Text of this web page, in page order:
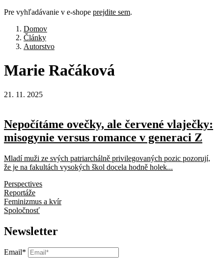
Pre vyhľadávanie v e-shope prejdite sem.
Domov
Články
Autorstvo
Marie Račáková
21. 11. 2025
Nepočítáme ovečky, ale červené vlaječky:
misogynie versus romance v generaci Z
Mladí muži ze svých patriarchálně privilegovaných pozic pozorují,
že je na fakultách vysokých škol docela hodně holek...
Perspectives
Reportáže
Feminizmus a kvír
Spoločnosť
Newsletter
Email*